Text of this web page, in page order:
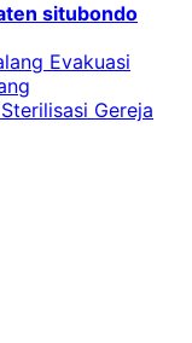
situbondo
Evakuasi
Gereja